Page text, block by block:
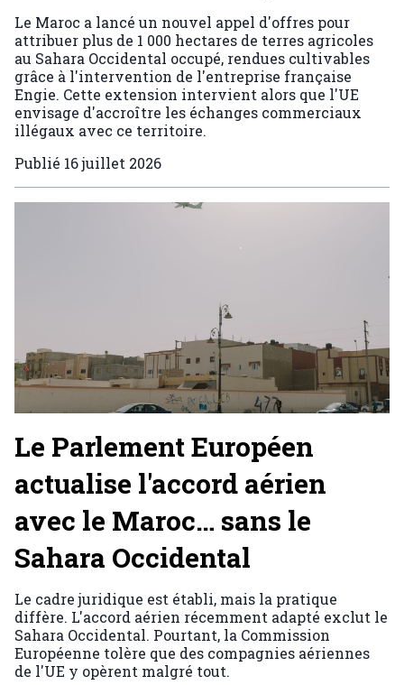
Le Maroc a lancé un nouvel appel d'offres pour
attribuer plus de 1 000 hectares de terres agricoles
au Sahara Occidental occupé, rendues cultivables
grâce à l'intervention de l'entreprise française
Engie. Cette extension intervient alors que l'UE
envisage d'accroître les échanges commerciaux
illégaux avec ce territoire.
Publié 16 juillet 2026
Le Parlement Européen
actualise l'accord aérien
avec le Maroc… sans le
Sahara Occidental
Le cadre juridique est établi, mais la pratique
diffère. L'accord aérien récemment adapté exclut le
Sahara Occidental. Pourtant, la Commission
Européenne tolère que des compagnies aériennes
de l'UE y opèrent malgré tout.